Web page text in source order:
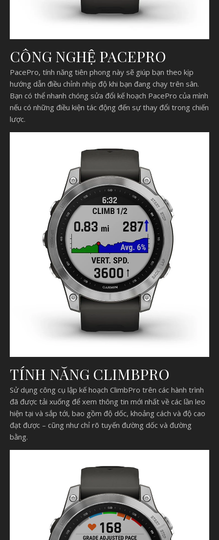
CÔNG NGHỆ PACEPRO
PacePro, tính năng tiên phong này sẽ giúp bạn theo kịp
hướng dẫn điều chỉnh nhịp độ khi bạn đang chạy trên sân.
Bạn có thể nhanh chóng sửa đổi kế hoạch PacePro của mình
nếu có những điều kiện tác động đến sự thay đổi trong chiến
lược.
TÍNH NĂNG CLIMBPRO
Sử dụng công cụ lập kế hoạch ClimbPro trên các hành trình
đã được tải xuống để xem thông tin mới nhất về các lần leo
hiện tại và sắp tới, bao gồm độ dốc, khoảng cách và độ cao
đạt được – cũng như chỉ rõ tuyến đường dốc và đường
bằng.